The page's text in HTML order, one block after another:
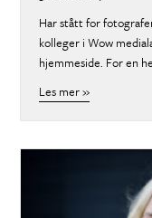
Har stått for
kolleger i Wow
hjemmeside. For en
Les mer »